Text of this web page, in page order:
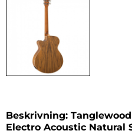
Beskrivning: Tanglewood
Electro Acoustic Natural